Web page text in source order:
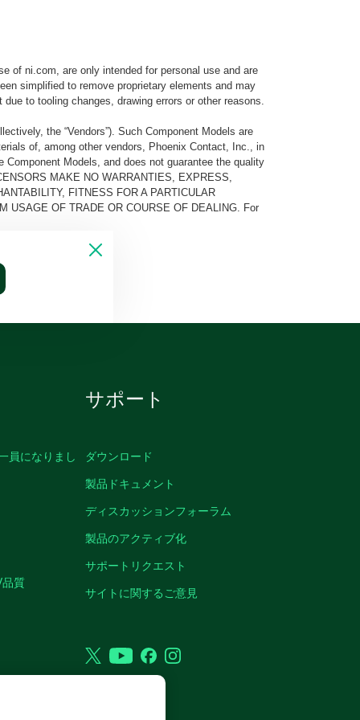
of ni.com, are only intended for personal use and are
simplified to remove proprietary elements and may
to tooling changes, drawing errors or other reasons.
the “Vendors”). Such Component Models are
of, among other vendors, Phoenix Contact, Inc., in
Models, and does not guarantee the quality
MAKE NO WARRANTIES, EXPRESS,
FITNESS FOR A PARTICULAR
USAGE OF TRADE OR COURSE OF DEALING. For
員になりまし
質
サポート
ダウンロード
製品ドキュメント
ディスカッションフォーラム
製品のアクティブ化
サポートリクエスト
サイトに関するご意見
TwitterYouTubeFacebookInstagram